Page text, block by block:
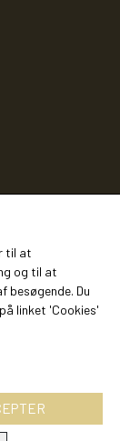
til at
og til at
besøgende. Du
linket 'Cookies'